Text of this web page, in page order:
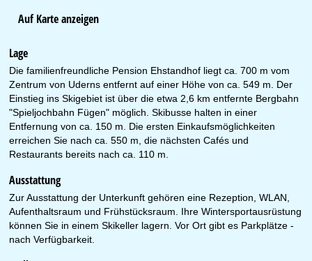
Auf Karte anzeigen
Lage
Die familienfreundliche Pension Ehstandhof liegt ca. 700 m vom
Zentrum von Uderns entfernt auf einer Höhe von ca. 549 m. Der
Einstieg ins Skigebiet ist über die etwa 2,6 km entfernte Bergbahn
"Spieljochbahn Fügen" möglich. Skibusse halten in einer
Entfernung von ca. 150 m. Die ersten Einkaufsmöglichkeiten
erreichen Sie nach ca. 550 m, die nächsten Cafés und
Restaurants bereits nach ca. 110 m.
Ausstattung
Zur Ausstattung der Unterkunft gehören eine Rezeption, WLAN,
Aufenthaltsraum und Frühstücksraum. Ihre Wintersportausrüstung
können Sie in einem Skikeller lagern. Vor Ort gibt es Parkplätze -
nach Verfügbarkeit.